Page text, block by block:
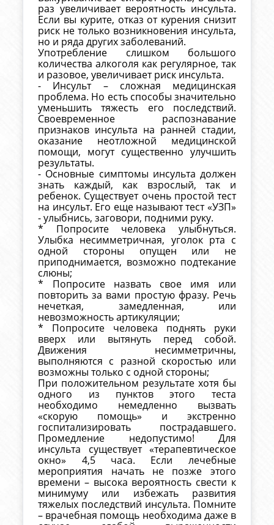
раз увеличивает вероятность инсульта.
Если вы курите, отказ от курения снизит
риск не только возникновения инсульта,
но и ряда других заболеваний.
Употребление слишком большого
количества алкоголя как регулярное, так
и разовое, увеличивает риск инсульта.
- Инсульт – сложная медицинская
проблема. Но есть способы значительно
уменьшить тяжесть его последствий.
Своевременное распознавание
признаков инсульта на ранней стадии,
оказание неотложной медицинской
помощи, могут существенно улучшить
результаты.
- Основные симптомы инсульта должен
знать каждый, как взрослый, так и
ребенок. Существует очень простой тест
на инсульт. Его еще называют тест «УЗП»
- улыбнись, заговори, подними руку.
* Попросите человека улыбнуться.
Улыбка несимметричная, уголок рта с
одной стороны опущен или не
приподнимается, возможно подтекание
слюны;
* Попросите назвать свое имя или
повторить за вами простую фразу. Речь
нечеткая, замедленная, или
невозможность артикуляции;
* Попросите человека поднять руки
вверх или вытянуть перед собой.
Движения несимметричны,
выполняются с разной скоростью или
возможны только с одной стороны;
При положительном результате хотя бы
одного из пунктов этого теста
необходимо немедленно вызвать
«скорую помощь» и экстренно
госпитализировать пострадавшего.
Промедление недопустимо! Для
инсульта существует «терапевтическое
окно» 4,5 часа. Если лечебные
мероприятия начать не позже этого
времени – высока вероятность свести к
минимуму или избежать развития
тяжелых последствий инсульта. Помните
– врачебная помощь необходима даже в